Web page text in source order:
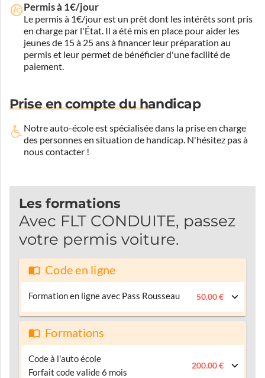
Permis à 1€/jour
Le permis à 1€/jour est un prêt dont les intérêts sont pris
en charge par l'État. Il a été mis en place pour aider les
jeunes de 15 à 25 ans à financer leur préparation au
permis et leur permet de bénéficier d'une facilité de
paiement.
Prise en compte du handicap
Notre auto-école est spécialisée dans la prise en charge
des personnes en situation de handicap. N'hésitez pas à
nous contacter !
Les formations
Avec FLT CONDUITE, passez
votre permis voiture.
Code en ligne
Formation en ligne avec Pass Rousseau 50.00 €
Formations
Code à l'auto école
Forfait code valide 6 mois
200.00 €